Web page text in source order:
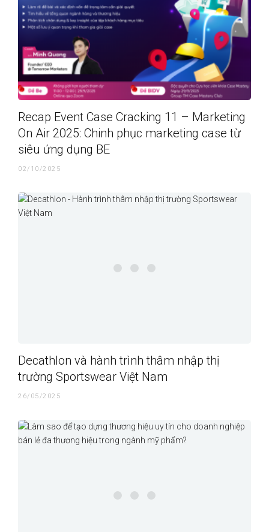
Recap Event Case Cracking 11 – Marketing
On Air 2025: Chinh phục marketing case từ
siêu ứng dụng BE
02/10/2025
Decathlon và hành trình thâm nhập thị
trường Sportswear Việt Nam
26/05/2025